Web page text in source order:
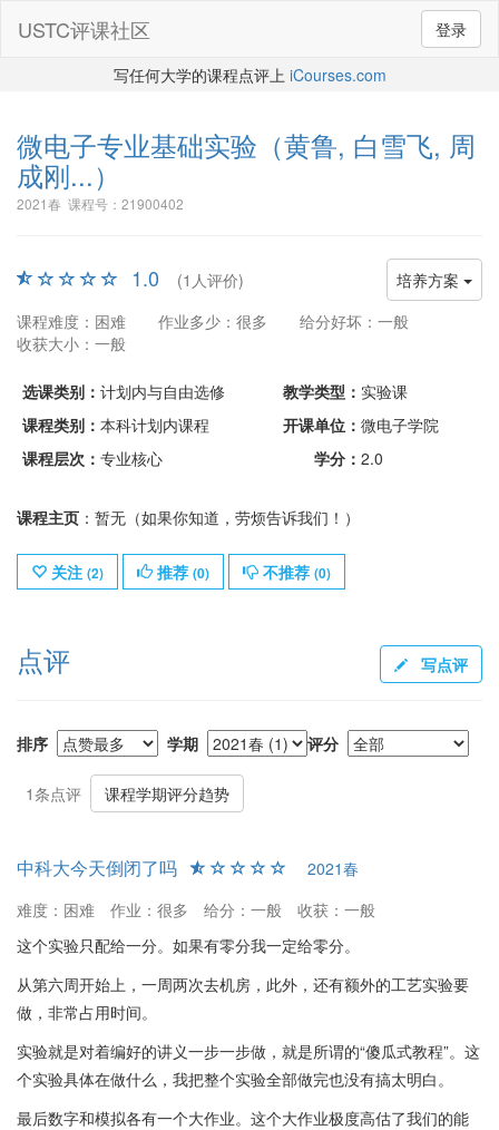
登录
USTC评课社区
写任何大学的课程点评上 iCourses.com
微电子专业基础实验 （黄鲁, 白雪飞, 周
成刚...）
2021春 课程号：21900402
培养方案
1.0
(1人评价)
课程难度：困难
作业多少：很多
给分好坏：一般
收获大小：一般
选课类别： 计划内与自由选修 教学类型： 实验课
课程类别： 本科计划内课程 开课单位： 微电子学院
课程层次： 专业核心 学分： 2.0
课程主页 ：暂无（如果你知道，劳烦告诉我们！）
关注 (2) 推荐 (0) 不推荐 (0)
点评 写点评
排序 学期 评分
1条点评 课程学期评分趋势
中科大今天倒闭了吗
2021春
难度：困难
作业：很多 给分：一般
收获：一般
这个实验只配给一分。如果有零分我一定给零分。
从第六周开始上，一周两次去机房，此外，还有额外的工艺实验要
做，非常占用时间。
实验就是对着编好的讲义一步一步做，就是所谓的“傻瓜式教程”。这
个实验具体在做什么，我把整个实验全部做完也没有搞太明白。
最后数字和模拟各有一个大作业。这个大作业极度高估了我们的能